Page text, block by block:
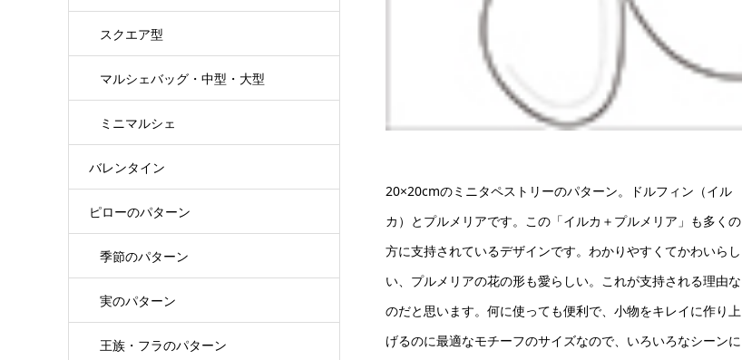
20×20cmのミニタペストリーのパターン。ドルフィン（イル
カ）とプルメリアです。この「イルカ＋プルメリア」も多くの
方に支持されているデザインです。わかりやすくてかわいらし
い、プルメリアの花の形も愛らしい。これが支持される理由な
のだと思います。何に使っても便利で、小物をキレイに作り上
げるのに最適なモチーフのサイズなので、いろいろなシーンに
スクエア型
マルシェバッグ・中型・大型
ミニマルシェ
バレンタイン
ピローのパターン
季節のパターン
実のパターン
王族・フラのパターン